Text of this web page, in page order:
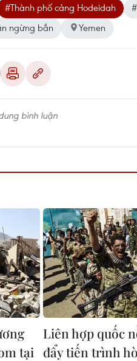
#Thành phố cảng Hodeidah
ngừng bắn
Yemen
tại
Liên hợp quốc
đẩy tiến trình